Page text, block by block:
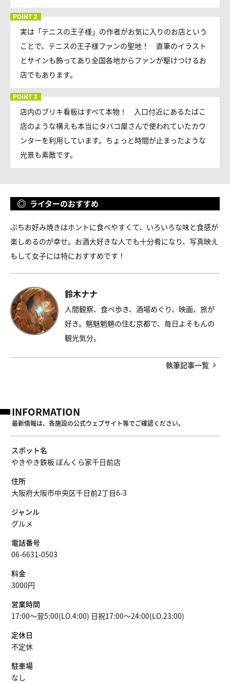
実は「テニスの王子様」の作者がお気に入りのお店という
ことで、テニスの王子様ファンの聖地！ 直筆のイラスト
とサインも飾ってあり全国各地からファンが駆けつけるお
店でもあります。
店内のブリキ看板はすべて本物！ 入口付近にあるたばこ
店のような構えも本当にタバコ屋さんで使われていたカウ
ンターを利用しています。ちょっと時間が止まったような
光景も素敵です。
ライターのおすすめ
ぷちお好み焼きはホントに食べやすくて、いろいろな味と食感が
楽しめるのが幸せ。お酒大好きな人でも十分肴になり、写真映え
もして女子には特におすすめです！
鈴木ナナ
人間観察、食べ歩き、酒場めぐり、映画、旅が
好き。魑魅魍魎の住む京都で、毎日よそもんの
観光気分。
執筆記事一覧
INFORMATION
最新情報は、各施設の公式ウェブサイト等でご確認ください。
スポット名
やきやき鉄板 ぼんくら家千日前店
住所
大阪府大阪市中央区千日前2丁目6-3
ジャンル
グルメ
電話番号
06-6631-0503
料金
3000円
営業時間
17:00～翌5:00(LO.4:00) 日祝17:00～24:00(LO.23:00)
定休日
不定休
駐車場
なし